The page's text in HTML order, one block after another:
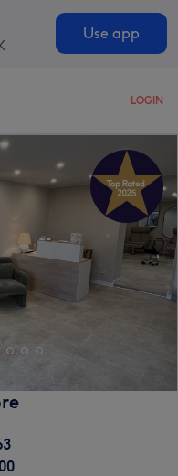
Use app
LOGIN